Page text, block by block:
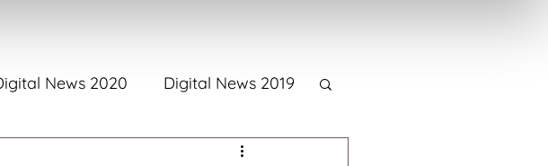
News 2020 Digital News 2019